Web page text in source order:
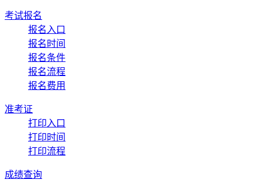
考试报名
报名入口
报名时间
报名条件
报名流程
报名费用
准考证
打印入口
打印时间
打印流程
成绩查询